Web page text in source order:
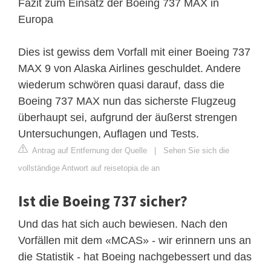
Fazit zum Einsatz der Boeing 737 MAX in
Europa
Dies ist gewiss dem Vorfall mit einer Boeing 737
MAX 9 von Alaska Airlines geschuldet. Andere
wiederum schwören quasi darauf, dass die
Boeing 737 MAX nun das sicherste Flugzeug
überhaupt sei, aufgrund der äußerst strengen
Untersuchungen, Auflagen und Tests.
Antrag auf Entfernung der Quelle
Sehen Sie sich die
vollständige Antwort auf reisetopia.de an
Ist die Boeing 737 sicher?
Und das hat sich auch bewiesen. Nach den
Vorfällen mit dem «MCAS» - wir erinnern uns an
die Statistik - hat Boeing nachgebessert und das